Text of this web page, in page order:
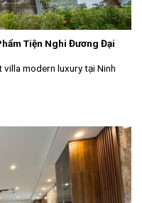
Tiện Nghi Đương Đại
modern luxury tại Ninh